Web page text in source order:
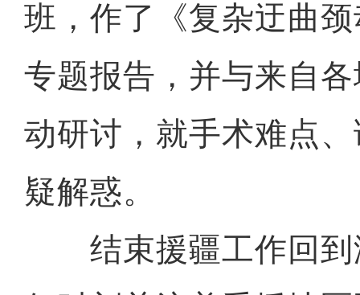
班，作了《复杂迂曲
专题报告，并与来自
动研讨，就手术难点
疑解惑。
结束援疆工作回到